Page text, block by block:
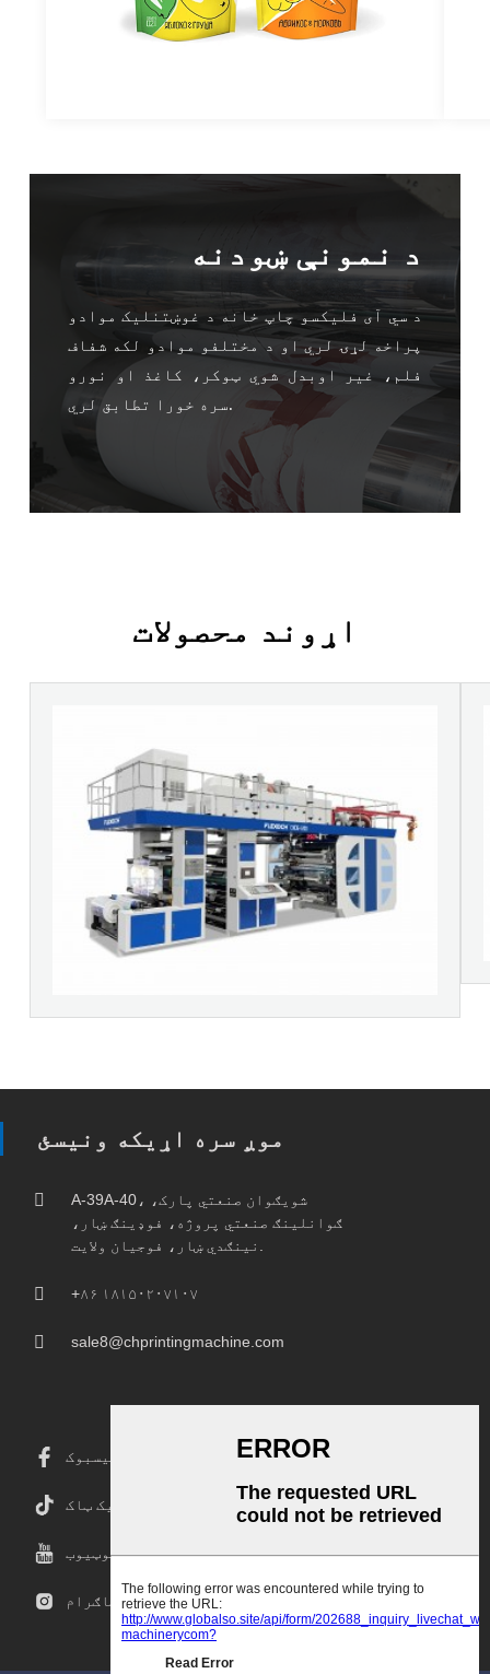
د نمونې ښودنه
د سي آی فلیکسو چاپ خانه د غوښتنلیک موادو
پراخه لړۍ لري او د مختلفو موادو لکه شفاف
فلم، غیر اوبدل شوي ټوکر، کاغذ او نورو
سره خورا تطابق لري.
اړوند محصولات
موږ سره اړیکه ونیسئ
A-39A-40، شویګوان صنعتي پارک،
ګوانلینګ صنعتي پروژه، فوډینګ ښار،
+۸۶ ۱۸۱۵۰۲۰۷۱۰۷
sale8@chprintingmachine.com
فیسبوک
ټیک ټاک
یوټیوب
انسټاګرام